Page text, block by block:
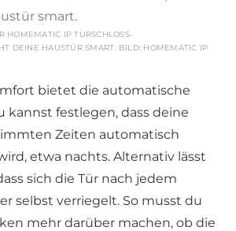
HOMEMATIC IP TÜRSCHLOSS-
DEINE HAUSTÜR SMART. BILD: HOMEMATIC IP
bietet die automatische
kannst festlegen, dass deine
Zeiten automatisch
etwa nachts. Alternativ lässt
sich die Tür nach jedem
selbst verriegelt. So musst du
mehr darüber machen, ob die